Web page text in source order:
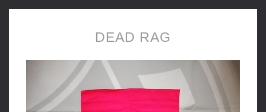
DEAD RAG